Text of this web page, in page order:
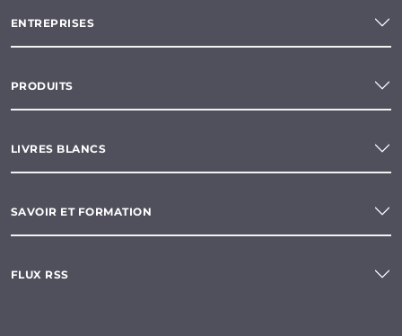
ENTREPRISES
PRODUITS
LIVRES BLANCS
SAVOIR ET FORMATION
FLUX RSS